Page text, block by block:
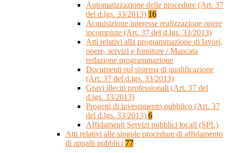
Automatizzazione delle procedure (Art. 37
del d.lgs. 33/2013) 16
Acquisizione interesse realizzazione opere
incompiute (Art. 37 del d.lgs. 33/2013)
Atti relativi alla programmazione di lavori,
opere, servizi e forniture / Mancata
redazione programmazione
Documenti sul sistema di qualificazione
(Art. 37 del d.lgs. 33/2013)
Gravi illeciti professionali (Art. 37 del
d.lgs. 33/2013)
Progetti di investimento pubblico (Art. 37
del d.lgs. 33/2013) 6
Affidamenti Servizi pubblici locali (SPL)
Atti relativi alle singole procedure di affidamento
di appalti pubblici 77